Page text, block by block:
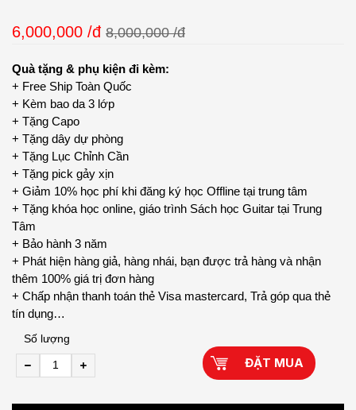
6,000,000 /đ 8,000,000 /đ
Quà tặng & phụ kiện đi kèm:
+ Free Ship Toàn Quốc
+ Kèm bao da 3 lớp
+ Tặng Capo
+ Tặng dây dự phòng
+ Tặng Lục Chỉnh Cần
+ Tặng pick gảy xịn
+ Giảm 10% học phí khi đăng ký học Offline tại trung tâm
+ Tặng khóa học online, giáo trình Sách học Guitar tại Trung
Tâm
+ Bảo hành 3 năm
+ Phát hiện hàng giả, hàng nhái, bạn được trả hàng và nhận
thêm 100% giá trị đơn hàng
+ Chấp nhận thanh toán thẻ Visa mastercard, Trả góp qua thẻ
tín dụng…
Số lượng
ĐẶT MUA